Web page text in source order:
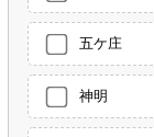
五ケ庄
神明